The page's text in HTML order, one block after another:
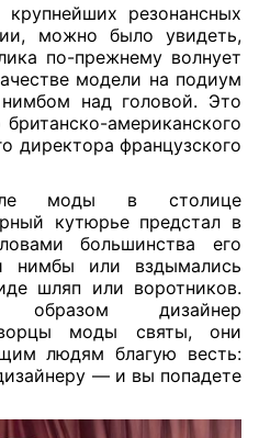
резонансных
можно было увидеть,
по-прежнему волнует
модели на подиум
над головой. Это
американского
директора французского
моды в столице
кутюрье предстал в
большинства его
нимбы или вздымались
шляп или воротников.
дизайнер
моды святы, они
людям благую весть:
— и вы попадете